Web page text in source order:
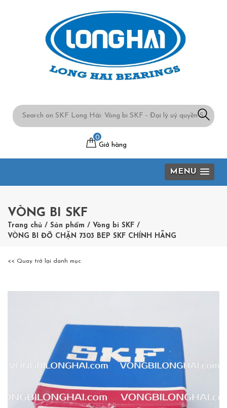
0
Giở hàng
MENU
VÒNG BI SKF
Trang chủ / Sản phẩm / Vòng bi SKF /
VÒNG BI ĐỠ CHẶN 7303 BEP SKF CHÍNH HÃNG
<< Quay trở lại danh mục